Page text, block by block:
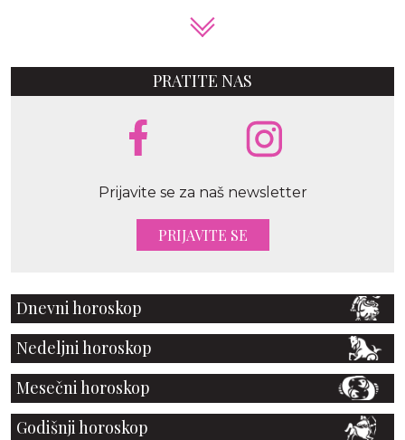
PRATITE NAS
Prijavite se za naš newsletter
PRIJAVITE SE
Dnevni horoskop
Nedeljni horoskop
Mesečni horoskop
Godišnji horoskop